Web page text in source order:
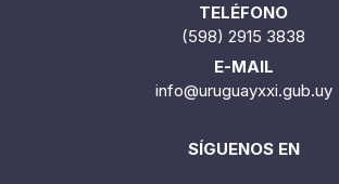
TELÉFONO
(598) 2915 3838
E-MAIL
info@uruguayxxi.gub.uy
SÍGUENOS EN